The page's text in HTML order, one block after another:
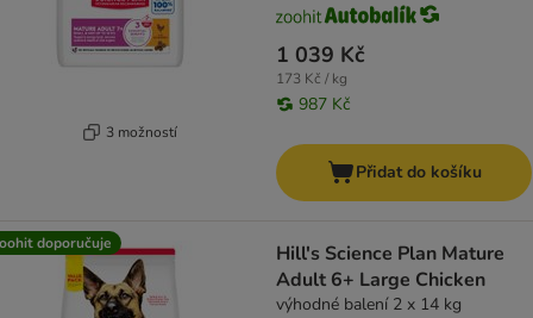
3 možností
1 039 Kč
173 Kč / kg
987 Kč
Přidat do košíku
doporučuje
Hill's Science Plan Mature
Adult 6+ Large Chicken
výhodné balení 2 x 14 kg